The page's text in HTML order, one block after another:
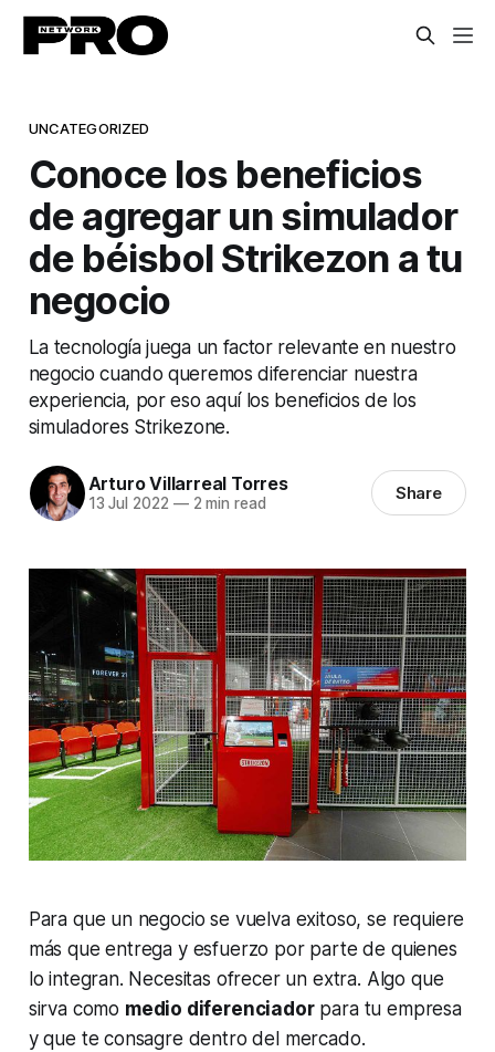
UNCATEGORIZED
Conoce los beneficios
de agregar un simulador
de béisbol Strikezon a tu
negocio
La tecnología juega un factor relevante en nuestro
negocio cuando queremos diferenciar nuestra
experiencia, por eso aquí los beneficios de los
simuladores Strikezone.
Arturo Villarreal Torres
13 Jul 2022 —2 min read Share
Para que un negocio se vuelva exitoso, se requiere
más que entrega y esfuerzo por parte de quienes
lo integran. Necesitas ofrecer un extra. Algo que
sirva como medio diferenciadorpara tu empresa
y que te consagre dentro del mercado.